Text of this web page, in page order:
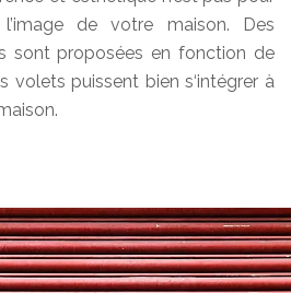
de votre maison. Des
sont proposées en fonction de
volets puissent bien s‘intégrer à